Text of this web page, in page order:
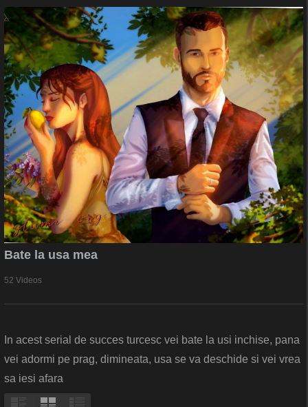
Bate la usa mea
52 Videos
In acest serial de succes turcesc vei bate la usi inchise, pana
vei adormi pe prag, dimineata, usa se va deschide si vei vrea
sa iesi afara